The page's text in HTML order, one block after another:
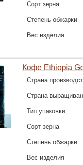
Сорт зерна
Степень обжарки
Вес изделия
Кофе Ethiopia
Страна
Страна
Тип упаковки
Сорт зерна
Степень обжарки
Вес изделия